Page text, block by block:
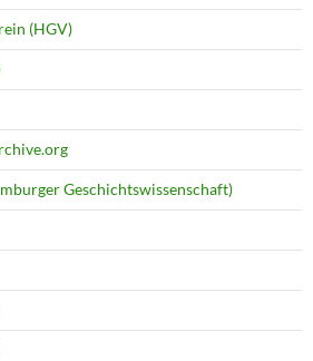
(HGV)
Geschichtswissenschaft)